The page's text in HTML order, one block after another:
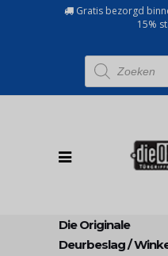
Gratis bezorgd
15%
Producten
zoeken
Die Originale
Deurbeslag/